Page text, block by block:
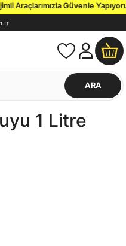
Araçlarımızla Güvenle
ARA
1 Litre